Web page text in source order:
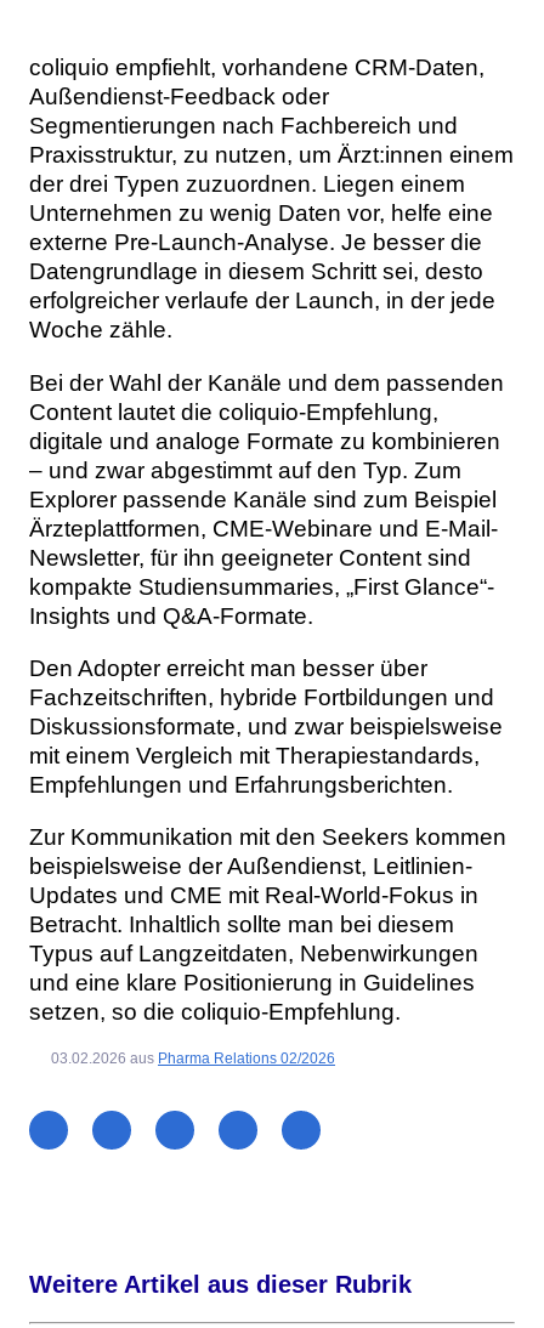
coliquio empfiehlt, vorhandene CRM-Daten,
Außendienst-Feedback oder
Segmentierungen nach Fachbereich und
Praxisstruktur, zu nutzen, um Ärzt:innen einem
der drei Typen zuzuordnen. Liegen einem
Unternehmen zu wenig Daten vor, helfe eine
externe Pre-Launch-Analyse. Je besser die
Datengrundlage in diesem Schritt sei, desto
erfolgreicher verlaufe der Launch, in der jede
Woche zähle.
Bei der Wahl der Kanäle und dem passenden
Content lautet die coliquio-Empfehlung,
digitale und analoge Formate zu kombinieren
– und zwar abgestimmt auf den Typ. Zum
Explorer passende Kanäle sind zum Beispiel
Ärzteplattformen, CME-Webinare und E-Mail-
Newsletter, für ihn geeigneter Content sind
kompakte Studiensummaries, „First Glance“-
Insights und Q&A-Formate.
Den Adopter erreicht man besser über
Fachzeitschriften, hybride Fortbildungen und
Diskussionsformate, und zwar beispielsweise
mit einem Vergleich mit Therapiestandards,
Empfehlungen und Erfahrungsberichten.
Zur Kommunikation mit den Seekers kommen
beispielsweise der Außendienst, Leitlinien-
Updates und CME mit Real-World-Fokus in
Betracht. Inhaltlich sollte man bei diesem
Typus auf Langzeitdaten, Nebenwirkungen
und eine klare Positionierung in Guidelines
setzen, so die coliquio-Empfehlung.
03.02.2026 aus Pharma Relations 02/2026
Weitere Artikel aus dieser Rubrik